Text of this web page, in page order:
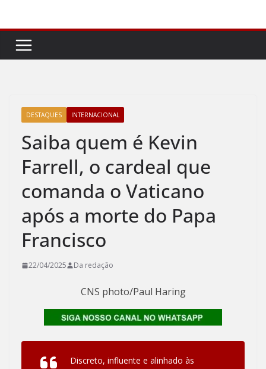
conteúdo
DESTAQUES INTERNACIONAL
Saiba quem é Kevin
Farrell, o cardeal que
comanda o Vaticano
após a morte do Papa
Francisco
22/04/2025 Da redação
CNS photo/Paul Haring
Discreto, influente e alinhado às